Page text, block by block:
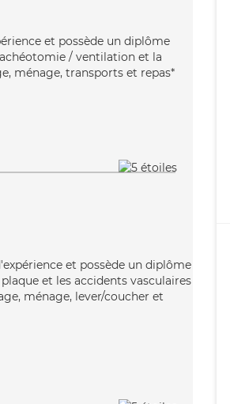
et possède un diplôme
/ ventilation et la
ménage, transports et repas*
et possède un diplôme
et les accidents vasculaires
ménage, lever/coucher et